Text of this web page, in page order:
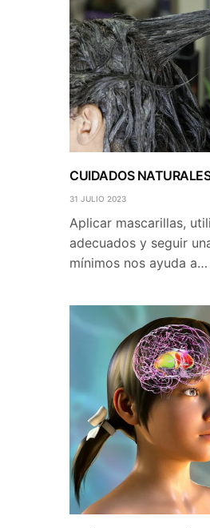
CUIDADOS
31 JULIO 2023
Aplicar mascarillas,
adecuados y seguir
mínimos nos ayuda a…